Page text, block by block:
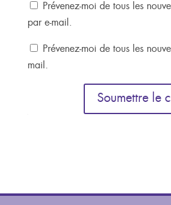
Prévenez-moi de tous les
par e-mail.
Prévenez-moi de tous les
mail.
Soumettre le